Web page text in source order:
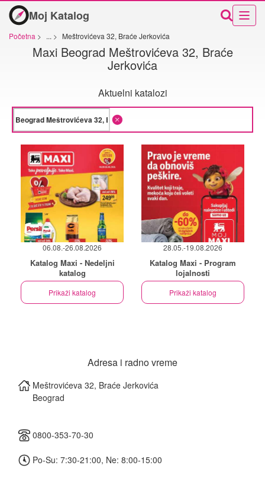
Moj Katalog
Početna > ... > Meštrovićeva 32, Braće Jerkovića
Maxi Beograd Meštrovićeva 32, Braće
Jerkovića
Aktuelni katalozi
06.08.-26.08.2026
Katalog Maxi - Nedeljni
katalog
Prikaži katalog
28.05.-19.08.2026
Katalog Maxi - Program
lojalnosti
Prikaži katalog
Adresa i radno vreme
Meštrovićeva 32, Braće Jerkovića
Beograd
0800-353-70-30
Po-Su: 7:30-21:00, Ne: 8:00-15:00